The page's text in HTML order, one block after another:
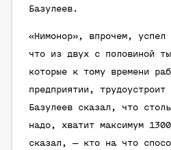
Базулеев.
«Нимонор», впрочем, успел
что из двух с половиной
которые к тому времени
предприятии,
Базулеев сказал, что
надо, хватит максимум
сказал, — кто на что